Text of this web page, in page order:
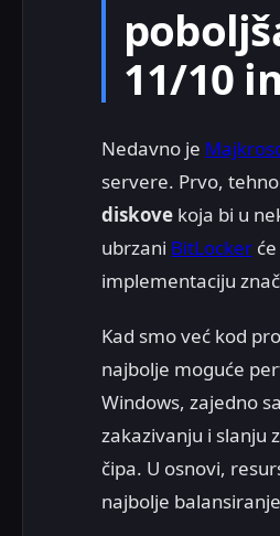
11/10
Nedavno je
servere. Prvo,
diskove koja bi u
ubrzani BitLocker
implementaciju
Kad smo već kod
najbolje moguće
Windows, zajedno
zakazivanju i slanju
čipa. U osnovi,
najbolje